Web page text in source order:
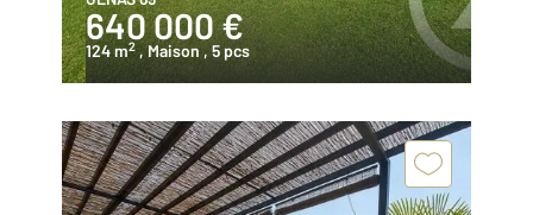
640 000 €
124 m2 , Maison , 5 pcs